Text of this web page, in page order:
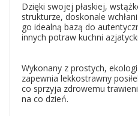
Dzięki swojej płaskiej,
strukturze, doskonale
go idealną bazą do
innych potraw kuchni
Wykonany z prostych,
zapewnia lekkostrawny
co sprzyja zdrowemu
na co dzień.